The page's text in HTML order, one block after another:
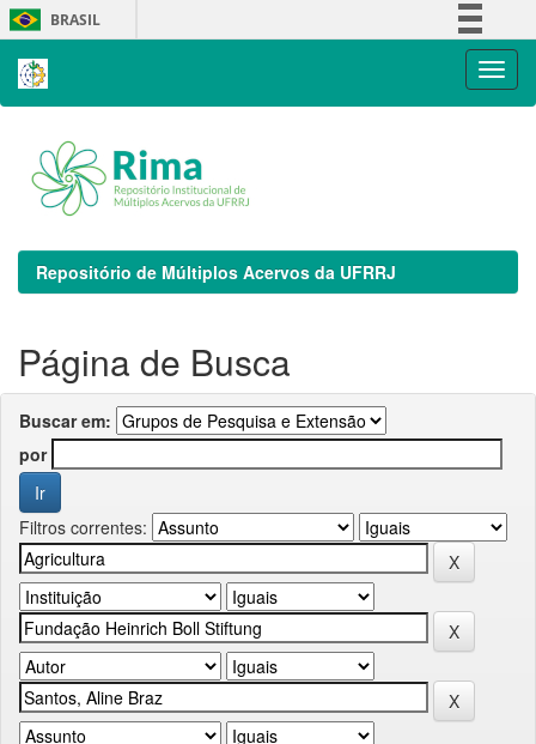
Skip
navigation
BRASIL
Repositório de Múltiplos Acervos da UFRRJ
Página de Busca
Buscar em:
por
Filtros correntes: